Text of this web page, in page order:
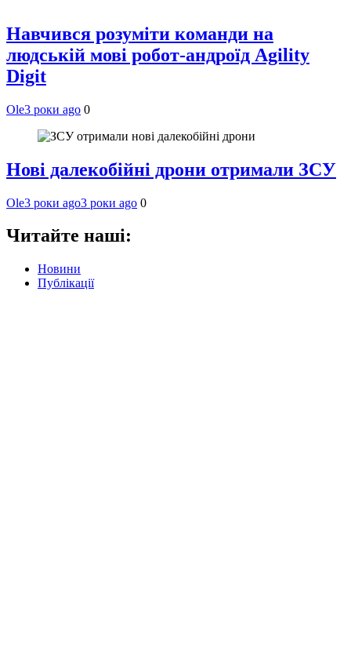
Навчився розуміти команди на
людській мові робот-андроїд Agility
Digit
Ole3 роки ago 0
Нові далекобійні дрони отримали ЗСУ
Ole3 роки ago3 роки ago 0
Читайте наші:
Новини
Публікації